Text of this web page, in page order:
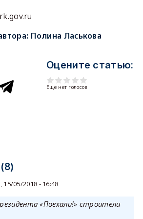
Полина Ласькова
Оцените статью:
Еще нет голосов
15/05/2018 - 16:48
«Поехали!» строители